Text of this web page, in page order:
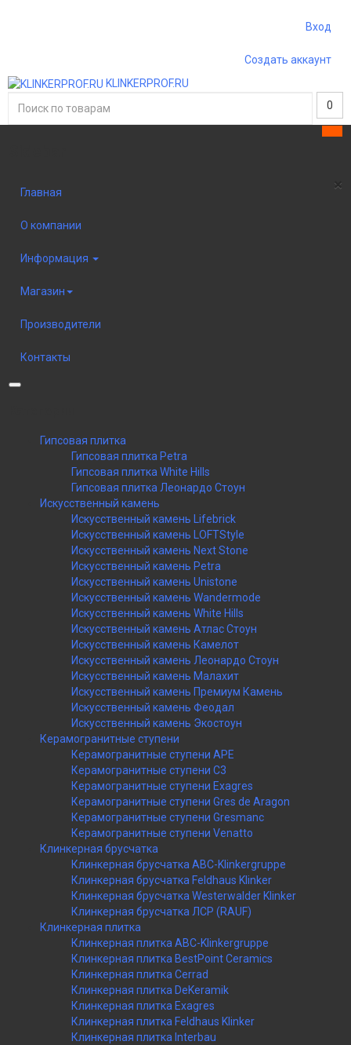
Вход
Создать аккаунт
KLINKERPROF.RU
0
×
Главная
О компании
Информация
Магазин
Производители
Контакты
Гипсовая плитка
Гипсовая плитка Petra
Гипсовая плитка White Hills
Гипсовая плитка Леонардо Стоун
Искусственный камень
Искусственный камень Lifebrick
Искусственный камень LOFTStyle
Искусственный камень Next Stone
Искусственный камень Petra
Искусственный камень Unistone
Искусственный камень Wandermode
Искусственный камень White Hills
Искусственный камень Атлас Стоун
Искусственный камень Камелот
Искусственный камень Леонардо Стоун
Искусственный камень Малахит
Искусственный камень Премиум Камень
Искусственный камень Феодал
Искусственный камень Экостоун
Керамогранитные ступени
Керамогранитные ступени APE
Керамогранитные ступени C3
Керамогранитные ступени Exagres
Керамогранитные ступени Gres de Aragon
Керамогранитные ступени Gresmanc
Керамогранитные ступени Venatto
Клинкерная брусчатка
Клинкерная брусчатка ABC-Klinkergruppe
Клинкерная брусчатка Feldhaus Klinker
Клинкерная брусчатка Westerwalder Klinker
Клинкерная брусчатка ЛСР (RAUF)
Клинкерная плитка
Клинкерная плитка ABC-Klinkergruppe
Клинкерная плитка BestPoint Ceramics
Клинкерная плитка Cerrad
Клинкерная плитка DeKeramik
Клинкерная плитка Exagres
Клинкерная плитка Feldhaus Klinker
Клинкерная плитка Interbau